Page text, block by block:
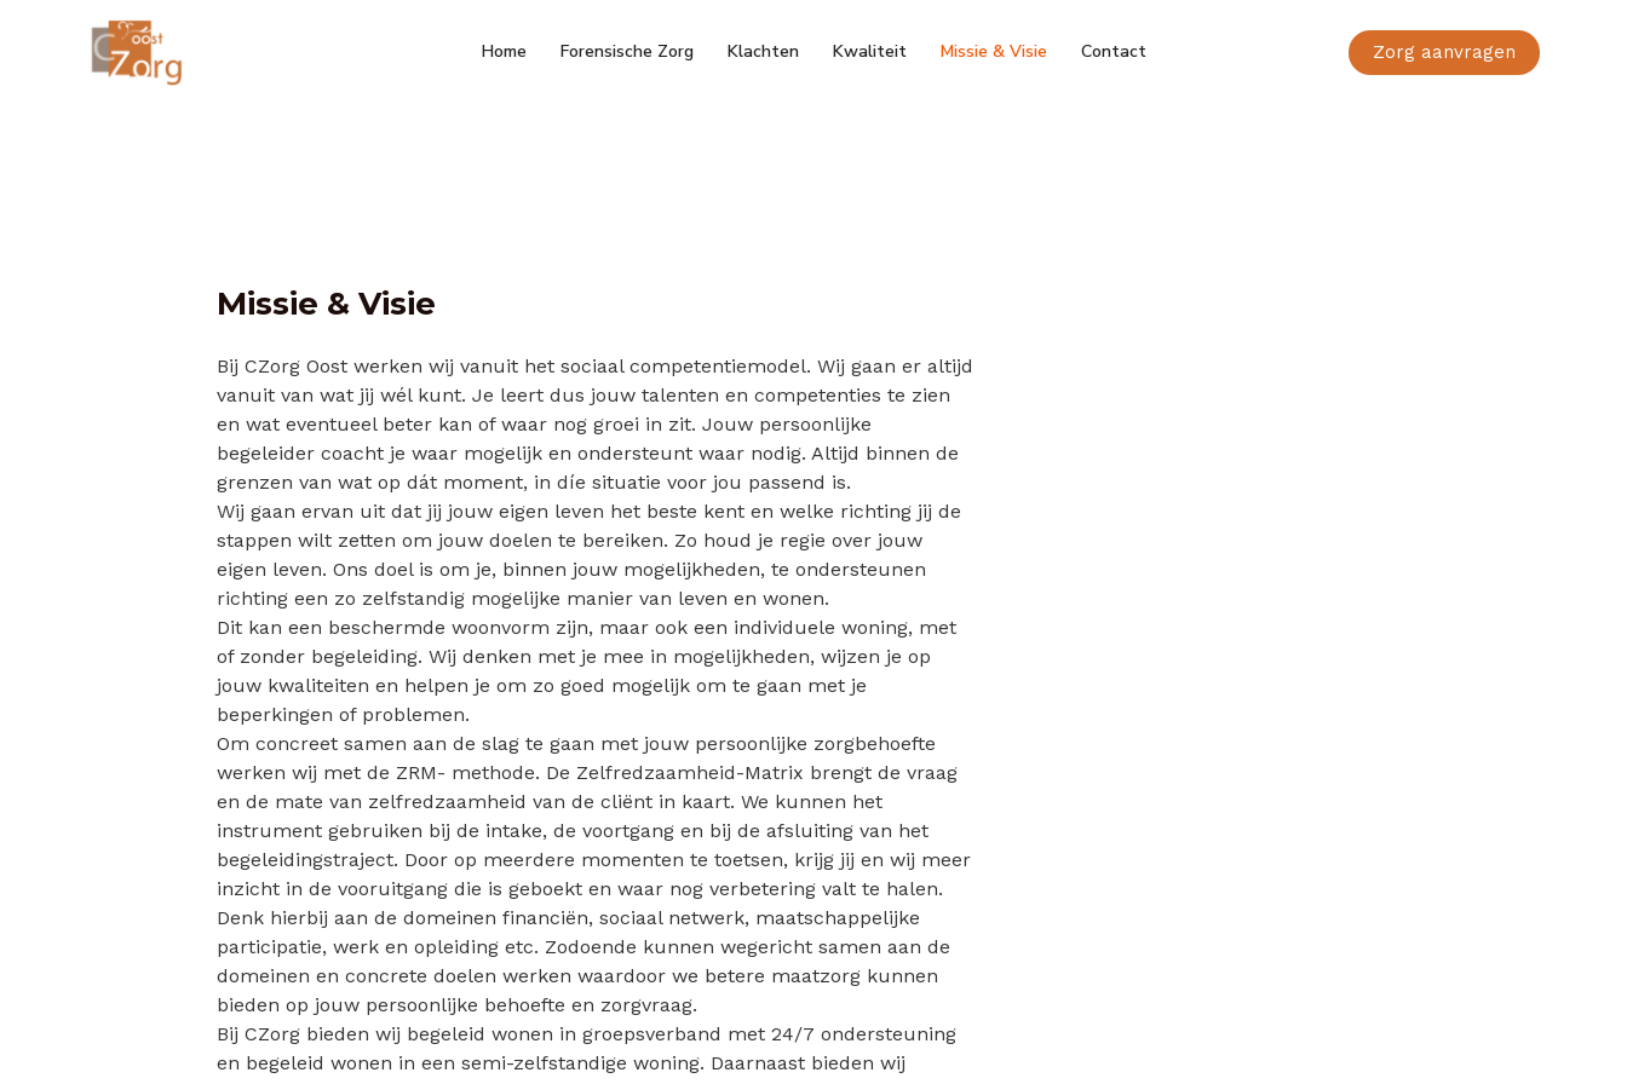
Home Forensische Zorg Klachten Kwaliteit Missie & Visie Contact Zorg aanvragen
Missie & Visie
Bij CZorg Oost werken wij vanuit het sociaal competentiemodel. Wij gaan er altijd
vanuit van wat jij wél kunt. Je leert dus jouw talenten en competenties te zien
en wat eventueel beter kan of waar nog groei in zit. Jouw persoonlijke
begeleider coacht je waar mogelijk en ondersteunt waar nodig. Altijd binnen de
grenzen van wat op dát moment, in díe situatie voor jou passend is.
Wij gaan ervan uit dat jij jouw eigen leven het beste kent en welke richting jij de
stappen wilt zetten om jouw doelen te bereiken. Zo houd je regie over jouw
eigen leven. Ons doel is om je, binnen jouw mogelijkheden, te ondersteunen
richting een zo zelfstandig mogelijke manier van leven en wonen.
Dit kan een beschermde woonvorm zijn, maar ook een individuele woning, met
of zonder begeleiding. Wij denken met je mee in mogelijkheden, wijzen je op
jouw kwaliteiten en helpen je om zo goed mogelijk om te gaan met je
beperkingen of problemen.
Om concreet samen aan de slag te gaan met jouw persoonlijke zorgbehoefte
werken wij met de ZRM- methode. De Zelfredzaamheid-Matrix brengt de vraag
en de mate van zelfredzaamheid van de cliënt in kaart. We kunnen het
instrument gebruiken bij de intake, de voortgang en bij de afsluiting van het
begeleidingstraject. Door op meerdere momenten te toetsen, krijg jij en wij meer
inzicht in de vooruitgang die is geboekt en waar nog verbetering valt te halen.
Denk hierbij aan de domeinen financiën, sociaal netwerk, maatschappelijke
participatie, werk en opleiding etc. Zodoende kunnen wegericht samen aan de
domeinen en concrete doelen werken waardoor we betere maatzorg kunnen
bieden op jouw persoonlijke behoefte en zorgvraag.
Bij CZorg bieden wij begeleid wonen in groepsverband met 24/7 ondersteuning
en begeleid wonen in een semi-zelfstandige woning. Daarnaast bieden wij